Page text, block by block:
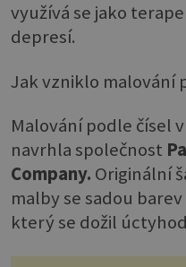
využívá se jako
depresí.
Jak vzniklo malování
Malování podle čísel
navrhla společnost
Company. Originální
malby se sadou
který se dožil